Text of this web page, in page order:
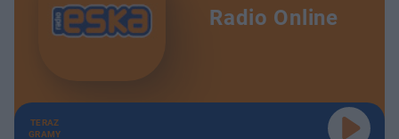
Radio Online
TERAZ
GRAMY